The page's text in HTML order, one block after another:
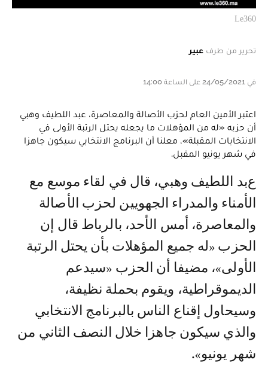
Le360
تحرير من طرف عبير
في 24/05/2021 على الساعة 14:00
اعتبر الأمين العام لحزب الأصالة والمعاصرة، عبد اللطيف وهبي
أن حزبه «له من المؤهلات ما يجعله يحتل الرتبة الأولى في
الانتخابات المقبلة»، معلنا أن البرنامج الانتخابي سيكون جاهزا
في شهر يونيو المقبل.
عبد اللطيف وهبي، قال في لقاء موسع مع
الأمناء والمدراء الجهويين لحزب الأصالة
والمعاصرة، أمس الأحد، بالرباط قال إن
الحزب «له جميع المؤهلات بأن يحتل الرتبة
الأولى»، مضيفا أن الحزب «سيدعم
الديموقراطية، ويقوم بحملة نظيفة،
وسيحاول إقناع الناس بالبرنامج الانتخابي
والذي سيكون جاهزا خلال النصف الثاني من
شهر يونيو».